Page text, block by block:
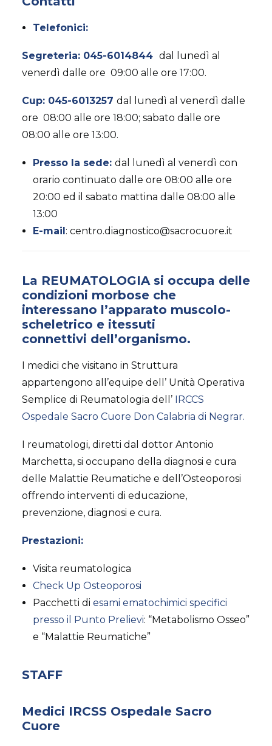
La REUMATOLOGIAsi occupa delle
condizioni morbose che
interessano l’apparato muscolo-
scheletrico e itessuti
connettivi dell’organismo.
I medici che visitano in Struttura
appartengono all’equipe dell’ Unità Operativa
Semplice di Reumatologia dell’ IRCCS
Ospedale Sacro Cuore Don Calabria di Negrar.
I reumatologi, diretti dal dottor Antonio
Marchetta, si occupano della diagnosi e cura
delle Malattie Reumatiche e dell’Osteoporosi
offrendo interventi di educazione,
prevenzione, diagnosi e cura.
Prestazioni:
Visita reumatologica
Check Up Osteoporosi
Pacchetti di esami ematochimici specifici
presso il Punto Prelievi: “Metabolismo Osseo”
e “Malattie Reumatiche”
STAFF
Medici IRCSS Ospedale Sacro
Cuore
Telefonici:
Segreteria: 045-6014844 dal lunedì al
venerdì dalle ore 09:00 alle ore 17:00.
Cup: 045-6013257 dal lunedì al venerdì dalle
ore 08:00 alle ore 18:00; sabato dalle ore
08:00 alle ore 13:00.
Presso la sede: dal lunedì al venerdì con
orario continuato dalle ore 08:00 alle ore
20:00 ed il sabato mattina dalle 08:00 alle
13:00
E-mail: centro.diagnostico@sacrocuore.it